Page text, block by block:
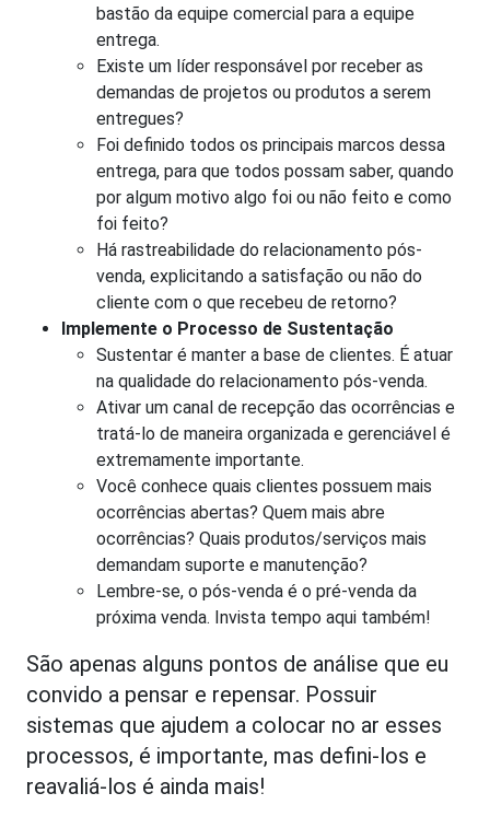
bastão da equipe comercial para a equipe
entrega.
Existe um líder responsável por receber as
demandas de projetos ou produtos a serem
entregues?
Foi definido todos os principais marcos dessa
entrega, para que todos possam saber, quando
por algum motivo algo foi ou não feito e como
foi feito?
Há rastreabilidade do relacionamento pós-
venda, explicitando a satisfação ou não do
cliente com o que recebeu de retorno?
Implemente o Processo de Sustentação
Sustentar é manter a base de clientes. É atuar
na qualidade do relacionamento pós-venda.
Ativar um canal de recepção das ocorrências e
tratá-lo de maneira organizada e gerenciável é
extremamente importante.
Você conhece quais clientes possuem mais
ocorrências abertas? Quem mais abre
ocorrências? Quais produtos/serviços mais
demandam suporte e manutenção?
Lembre-se, o pós-venda é o pré-venda da
próxima venda. Invista tempo aqui também!
São apenas alguns pontos de análise que eu
convido a pensar e repensar. Possuir
sistemas que ajudem a colocar no ar esses
processos, é importante, mas defini-los e
reavaliá-los é ainda mais!